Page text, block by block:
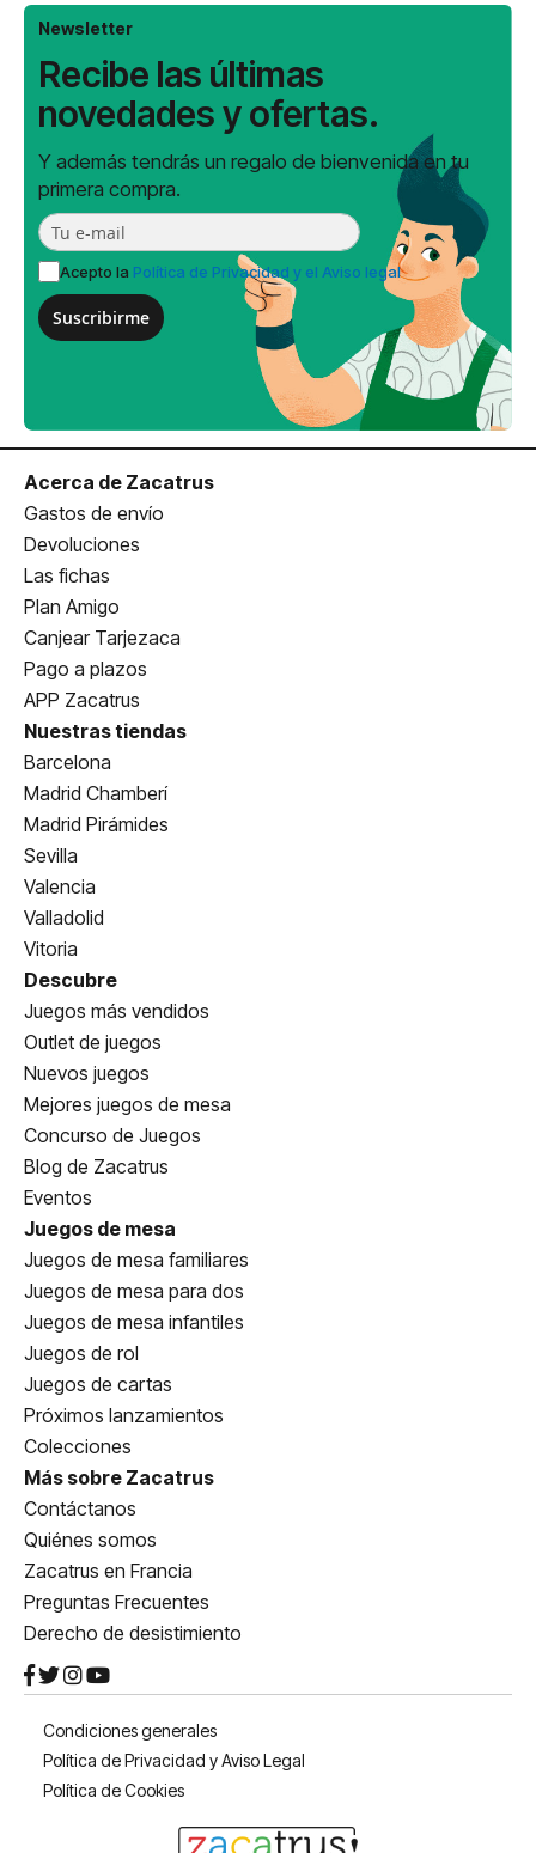
Newsletter
Recibe las últimas
novedades y ofertas.
Y además tendrás un regalo de bienvenida en tu
primera compra.
Acepto la Política de Privacidad y el Aviso legal
Suscribirme
Acerca de Zacatrus
Gastos de envío
Devoluciones
Las fichas
Plan Amigo
Canjear Tarjezaca
Pago a plazos
APP Zacatrus
Nuestras tiendas
Barcelona
Madrid Chamberí
Madrid Pirámides
Sevilla
Valencia
Valladolid
Vitoria
Descubre
Juegos más vendidos
Outlet de juegos
Nuevos juegos
Mejores juegos de mesa
Concurso de Juegos
Blog de Zacatrus
Eventos
Juegos de mesa
Juegos de mesa familiares
Juegos de mesa para dos
Juegos de mesa infantiles
Juegos de rol
Juegos de cartas
Próximos lanzamientos
Colecciones
Más sobre Zacatrus
Contáctanos
Quiénes somos
Zacatrus en Francia
Preguntas Frecuentes
Derecho de desistimiento
Condiciones generales
Política de Privacidad y Aviso Legal
Política de Cookies